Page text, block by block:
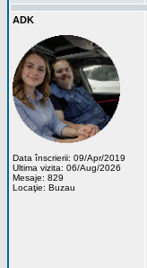
ADK
Data înscrierii: 09/Apr/2019
Ultima vizita: 06/Aug/2026
Mesaje: 829
Locaţie: Buzau